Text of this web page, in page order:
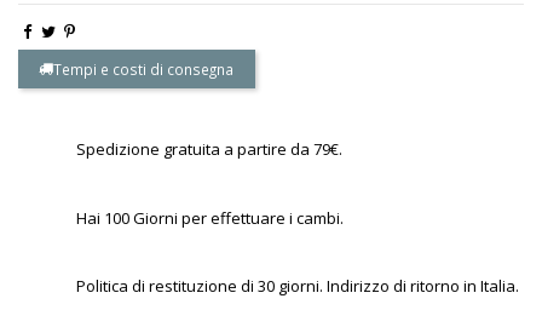
Tempi e costi di consegna
Spedizione gratuita a partire da 79€.
Hai 100 Giorni per effettuare i cambi.
Politica di restituzione di 30 giorni. Indirizzo di ritorno in Italia.